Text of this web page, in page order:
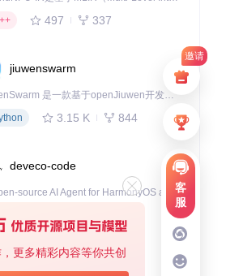
邀请
客
服
更多精彩内容等你共创
497 337
jiuwenswarm
JiuwenSwarm 是一款基于openJiuwen开发的智能AI Agent，它能够将大语言模型的强大能力，通过你日常使用的各类通讯应用，直接延伸至你的指尖。
3.15 K 844
deveco-code
An open-source AI Agent for HarmonyOS applcation development.
cann-learning-hub